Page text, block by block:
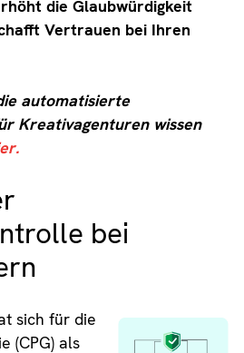
die Glaubwürdigkeit
Vertrauen bei Ihren
automatisierte
Kreativagenturen wissen
bei
sich für die
(CPG) als